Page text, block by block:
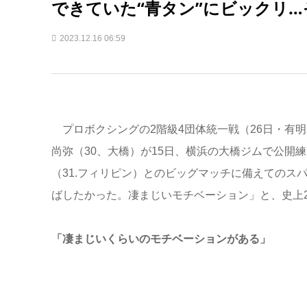
できていた“青タン”にビックリ
2023.12.16 06:59
プロボクシングの2階級4団体統一戦（26日・有
尚弥（30、大橋）が15日、横浜の大橋ジムで公開
（31.フィリピン）とのビッグマッチに備えての
ばしたかった。凄まじいモチベーション」と、史
「凄まじいくらいのモチベーションがある」